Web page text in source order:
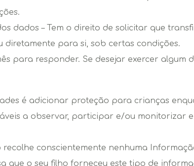
dados – Tem o direito de solicitar que
para si, sob certas condições.
para responder. Se desejar exercer algum
é adicionar proteção para crianças
a observar, participar e/ou monitorizar
conscientemente nenhuma
que o seu filho forneceu este tipo de